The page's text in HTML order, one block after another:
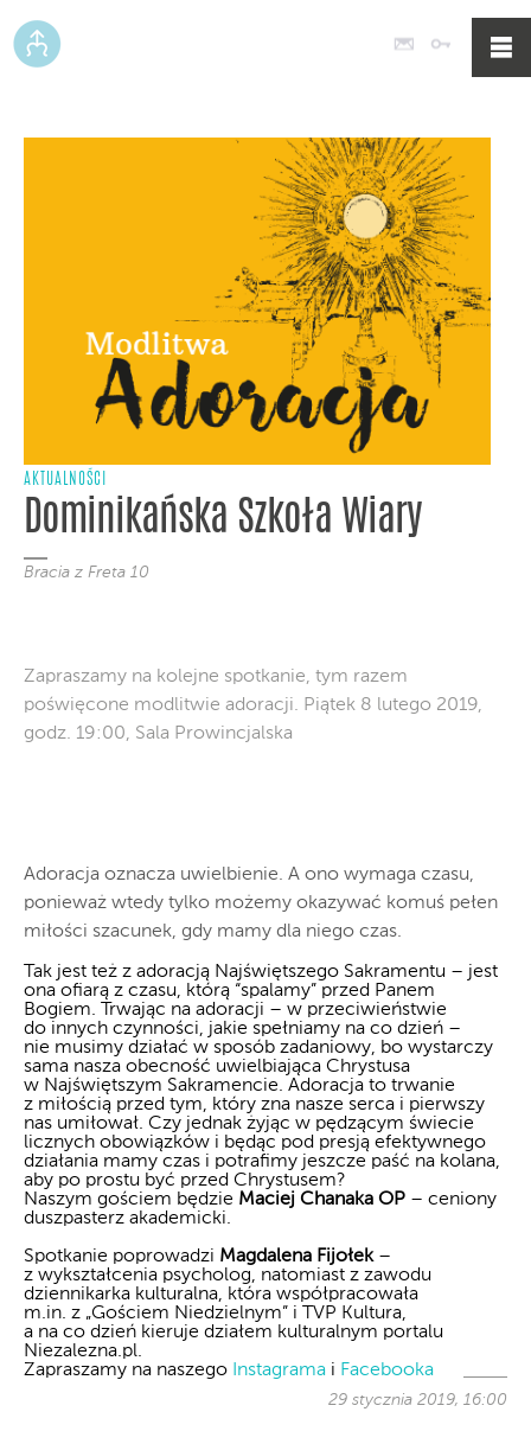
Poczta
AKTUALNOŚCI
Dominikańska Szkoła Wiary
Bracia z Freta 10
Zapraszamy na kolejne spotkanie, tym razem
poświęcone modlitwie adoracji. Piątek 8 lutego 2019,
godz. 19:00, Sala Prowincjalska
Adoracja oznacza uwielbienie. A ono wymaga czasu,
ponieważ wtedy tylko możemy okazywać komuś pełen
miłości szacunek, gdy mamy dla niego czas.
Tak jest też z adoracją Najświętszego Sakramentu – jest
ona ofiarą z czasu, którą “spalamy” przed Panem
Bogiem. Trwając na adoracji – w przeciwieństwie
do innych czynności, jakie spełniamy na co dzień –
nie musimy działać w sposób zadaniowy, bo wystarczy
sama nasza obecność uwielbiająca Chrystusa
w Najświętszym Sakramencie. Adoracja to trwanie
z miłością przed tym, który zna nasze serca i pierwszy
nas umiłował. Czy jednak żyjąc w pędzącym świecie
licznych obowiązków i będąc pod presją efektywnego
działania mamy czas i potrafimy jeszcze paść na kolana,
aby po prostu być przed Chrystusem?
Naszym gościem będzie Maciej Chanaka OP – ceniony
duszpasterz akademicki.
Spotkanie poprowadzi Magdalena Fijołek–
z wykształcenia psycholog, natomiast z zawodu
dziennikarka kulturalna, która współpracowała
m.in. z „Gościem Niedzielnym” i TVP Kultura,
a na co dzień kieruje działem kulturalnym portalu
Niezalezna.pl.
Zapraszamy na naszego Instagrama i Facebooka
29 stycznia 2019, 16:00